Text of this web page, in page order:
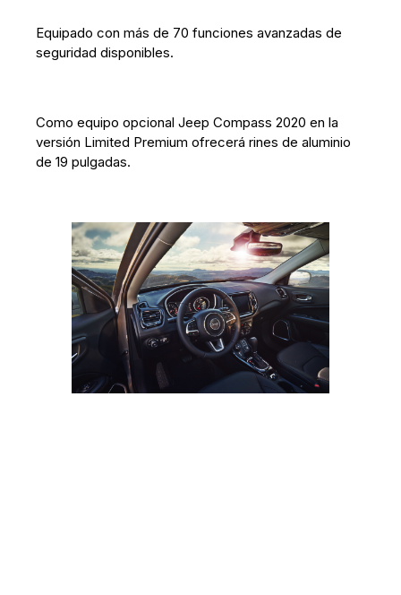
Equipado con más de 70 funciones avanzadas de
seguridad disponibles.
Como equipo opcional Jeep Compass 2020 en la
versión Limited Premium ofrecerá rines de aluminio
de 19 pulgadas.